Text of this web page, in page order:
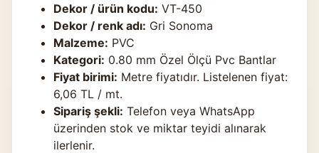
Dekor / ürün kodu: VT-450
Dekor / renk adı: Gri Sonoma
Malzeme: PVC
Kategori: 0.80 mm Özel Ölçü Pvc Bantlar
Fiyat birimi: Metre fiyatıdır. Listelenen fiyat:
6,06 TL / mt.
Sipariş şekli: Telefon veya WhatsApp
üzerinden stok ve miktar teyidi alınarak
ilerlenir.